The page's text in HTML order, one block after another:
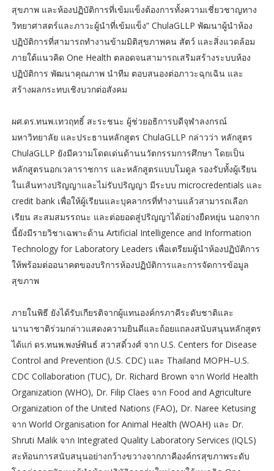
สุขภาพ และห้องปฏิบัติการที่เข้มแข็งต้องการทั้งความเชี่ยวชาญทาง
วิทยาศาสตร์และภาวะผู้นำที่เข้มแข็ง” ChulaGLLP พัฒนาผู้นำห้อง
ปฏิบัติการที่สามารถทำงานข้ามมิติสุขภาพคน สัตว์ และสิ่งแวดล้อม
ภายใต้แนวคิด One Health ตลอดจนสามารถเสริมสร้างระบบห้อง
ปฏิบัติการ พัฒนาคุณภาพ นำทีม ตอบสนองต่อภาวะฉุกเฉิน และ
สร้างผลกระทบเชิงบวกต่อสังคม
ผศ.ดร.ทนพ.เทวฤทธิ์ สะระชนะ ผู้ช่วยอธิการบดีจุฬาลงกรณ์
มหาวิทยาลัย และประธานหลักสูตร ChulaGLLP กล่าวว่า หลักสูตร
ChulaGLLP ยังมีความโดดเด่นด้านนวัตกรรมการศึกษา โดยเป็น
หลักสูตรนอกเวลาราชการ และหลักสูตรแบบโมดูล รองรับทั้งผู้เรียน
ในเส้นทางปริญญาและไม่รับปริญญา มีระบบ microcredentials และ
credit bank เพื่อให้ผู้เรียนและบุคลากรที่ทำงานแล้วสามารถเลือก
เรียน สะสมสมรรถนะ และต่อยอดสู่ปริญญาได้อย่างยืดหยุ่น นอกจาก
นี้ยังมีรายวิชาเฉพาะด้าน Artificial Intelligence and Information
Technology for Laboratory Leaders เพื่อเตรียมผู้นำห้องปฏิบัติการ
ให้พร้อมต่ออนาคตของบริการห้องปฏิบัติการและการจัดการข้อมูล
สุขภาพ
ภายในพิธี ยังได้รับเกียรติจากผู้แทนองค์กรภาคีระดับชาติและ
นานาชาติร่วมกล่าวแสดงความยินดีและถ้อยแถลงสนับสนุนหลักสูตร
ได้แก่ ดร.ทนพ.พงษ์พันธ์ สวาสดิ์วงศ์ จาก U.S. Centers for Disease
Control and Prevention (U.S. CDC) และ Thailand MOPH–U.S.
CDC Collaboration (TUC), Dr. Richard Brown จาก World Health
Organization (WHO), Dr. Filip Claes จาก Food and Agriculture
Organization of the United Nations (FAO), Dr. Naree Ketusing
จาก World Organisation for Animal Health (WOAH) และ Dr.
Shruti Malik จาก Integrated Quality Laboratory Services (IQLS)
สะท้อนการสนับสนุนอย่างกว้างขวางจากภาคีองค์กรสุขภาพระดับ